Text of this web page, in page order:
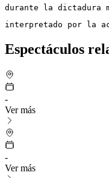
durante la dictadura
interpretado por la
Espectáculos
-
Ver más
-
Ver más